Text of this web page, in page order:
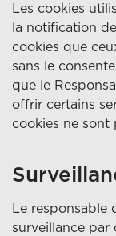
Les cookies
la notification
cookies que
sans le
que le
offrir certains
cookies ne sont
Le responsable
surveillance par